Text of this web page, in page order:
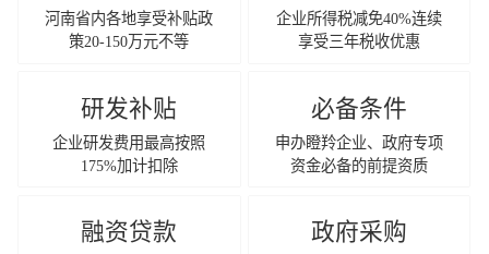
河南省内各地享受补贴政
策20-150万元不等
企业所得税减免40%连续
享受三年税收优惠
研发补贴
企业研发费用最高按照
175%加计扣除
必备条件
申办瞪羚企业、政府专项
资金必备的前提资质
融资贷款 政府采购